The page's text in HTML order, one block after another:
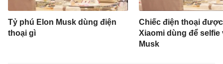
Tỷ phú Elon Musk dùng điện
thoại gì
Chiếc điện thoại
Xiaomi dùng để selfie
Musk